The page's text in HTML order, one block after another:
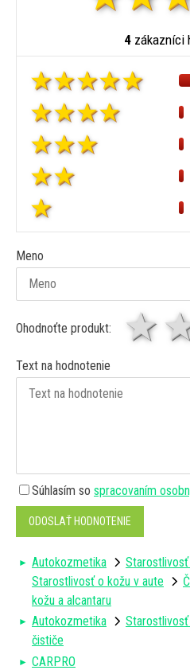
4zákazníci
Meno
Ohodnoťte produkt:
Text na hodnotenie
Súhlasím so spracovaním
ODOSLAŤ HODNOTENIE
Autokozmetika
Starostlivosť o kožu v aute
kožu a alcantaru
Autokozmetika
čističe
CARPRO